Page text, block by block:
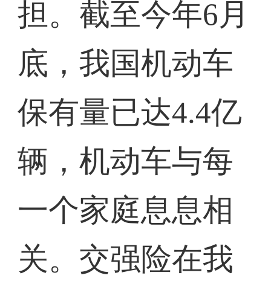
担。截至今年6月
底，我国机动车
保有量已达4.4亿
辆，机动车与每
一个家庭息息相
关。交强险在我